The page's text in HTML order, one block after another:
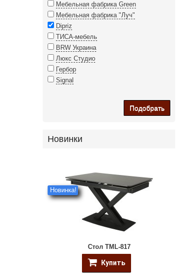
Мебельная фабрика Green
Мебельная фабрика "Луч"
Dipriz
ТИСА-мебель
BRW Украина
Люкс Студио
Гербор
Signal
Подобрать
Новинки
Новинка!
Стол TML-817
Купить